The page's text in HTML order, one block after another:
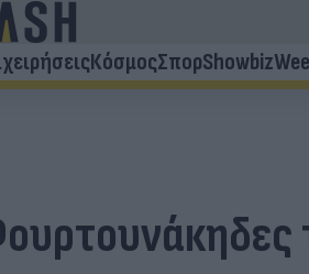
ΚόσμοςΣπορShowbiz